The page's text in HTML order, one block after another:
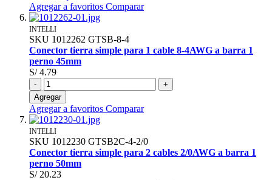
Agregar a favoritos Comparar
INTELLI
SKU 1012262 GTSB-8-4
Conector tierra simple para 1 cable 8-4AWG a barra 1
perno 45mm
S/ 4.79
-
+
Agregar
Agregar a favoritos Comparar
INTELLI
SKU 1012230 GTSB2C-4-2/0
Conector tierra simple para 2 cables 2/0AWG a barra 1
perno 50mm
S/ 20.23